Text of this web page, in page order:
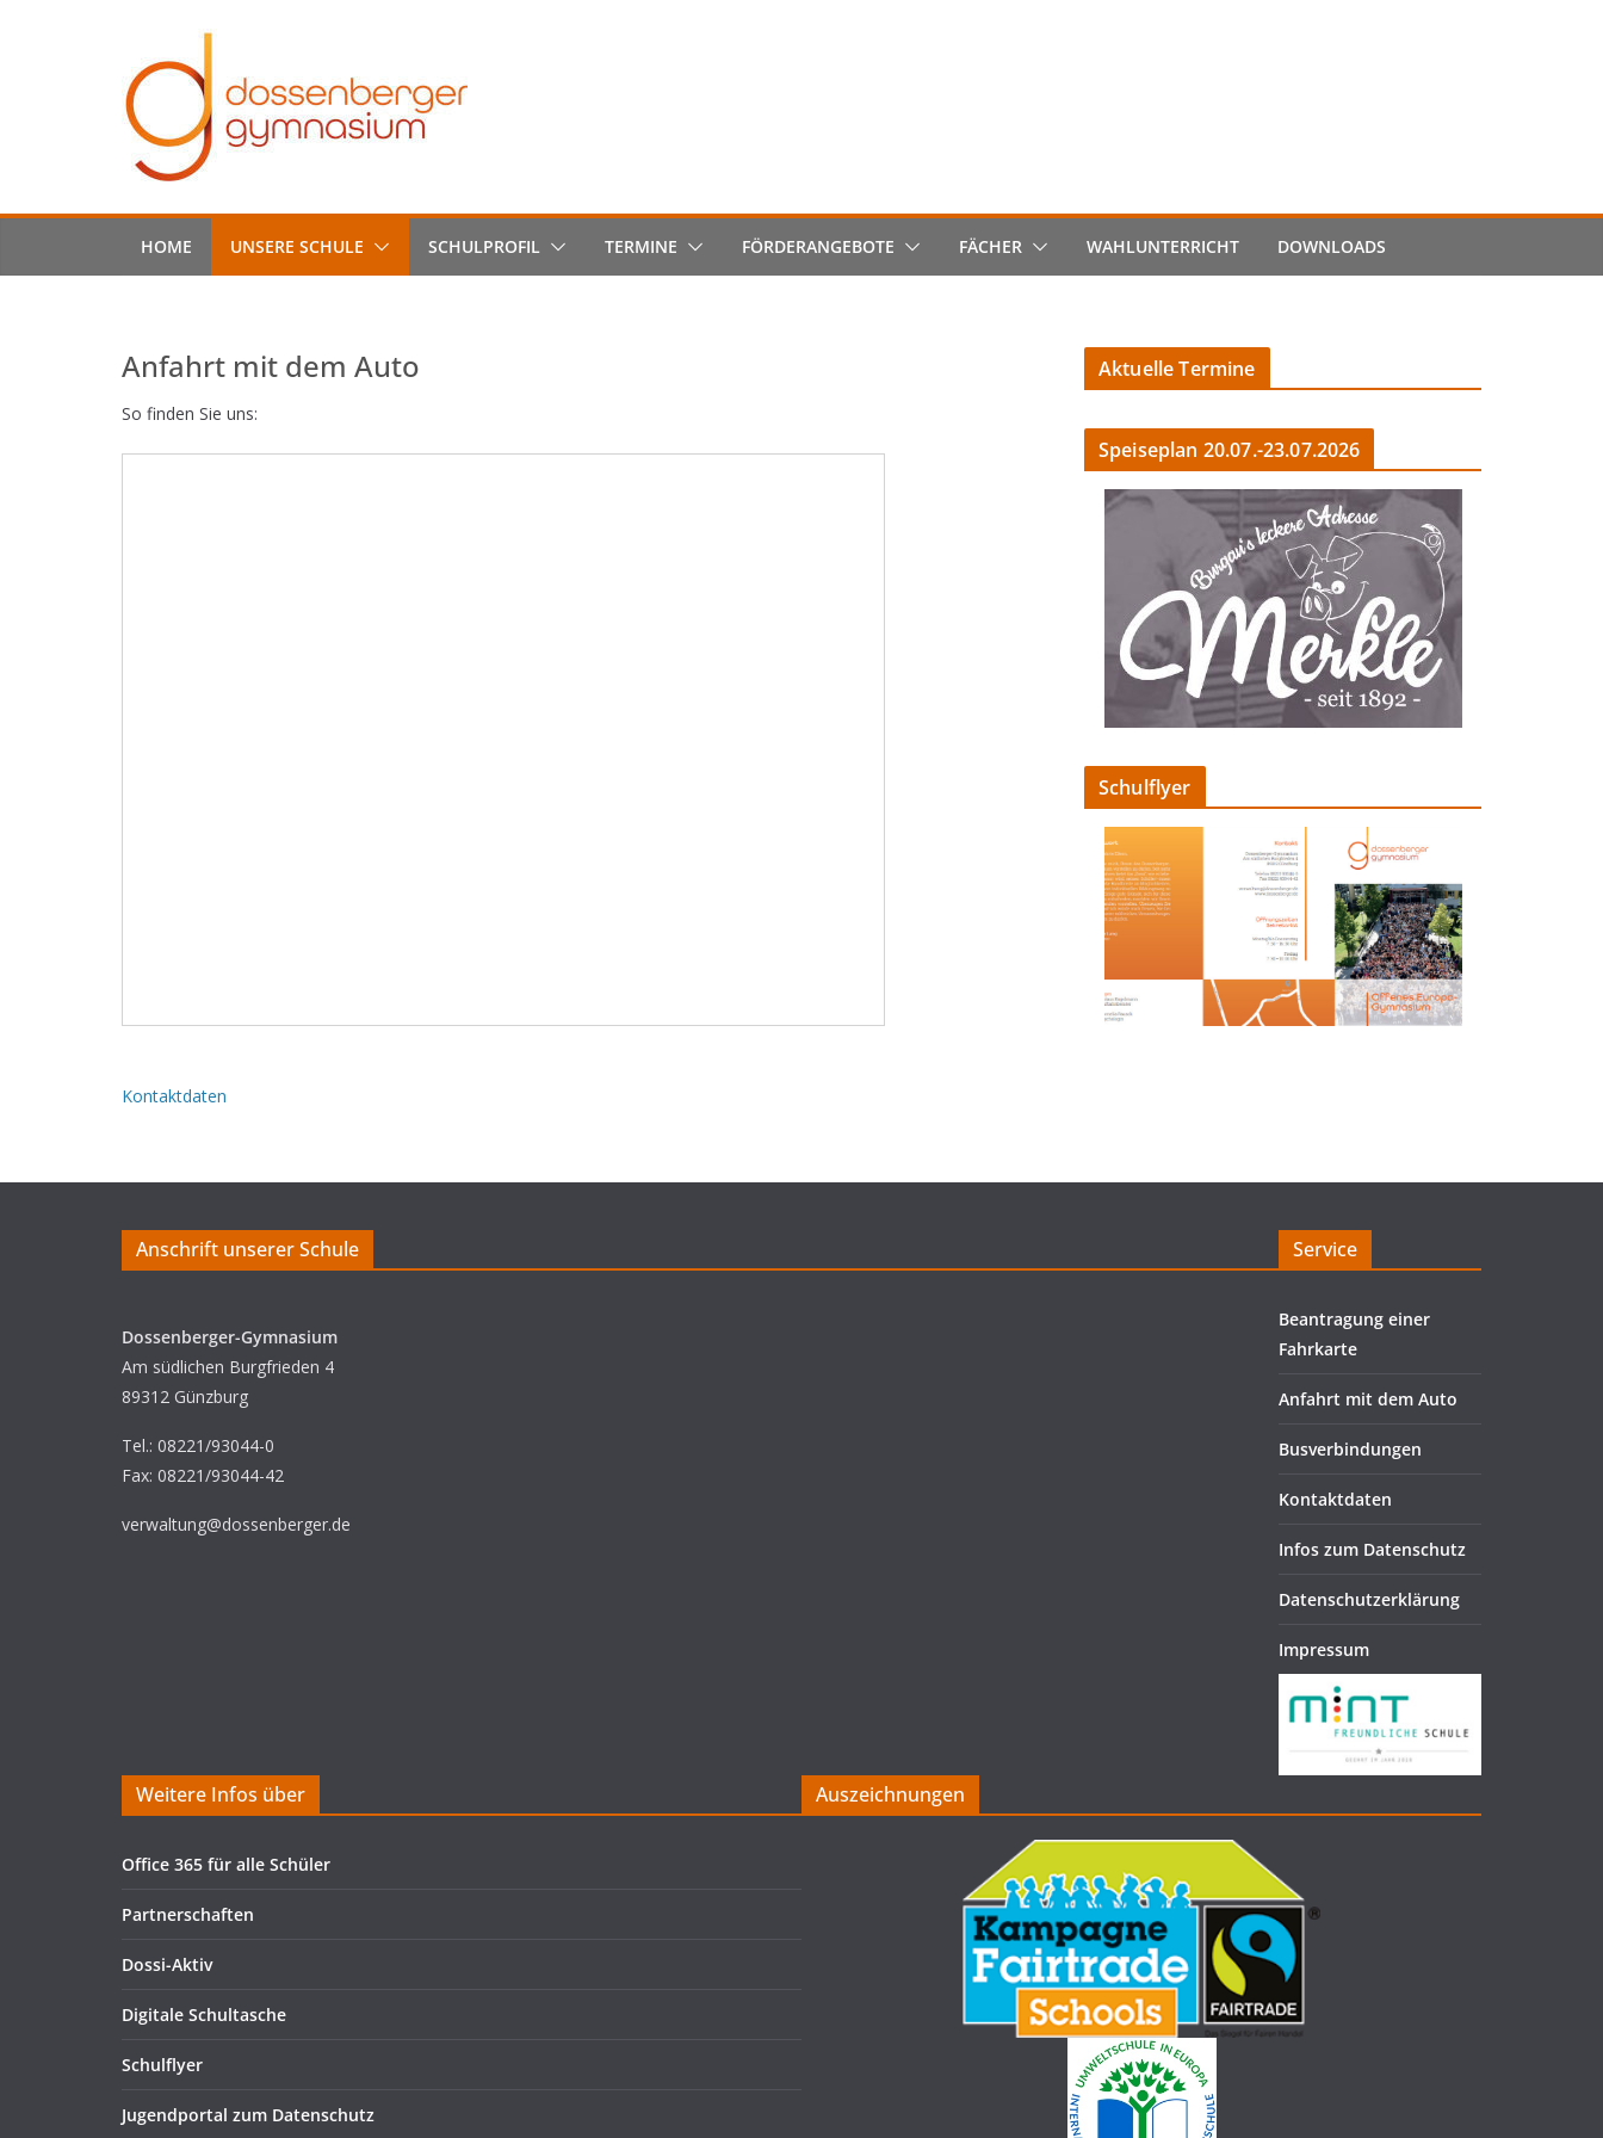
HOME UNSERE SCHULE SCHULPROFIL TERMINE FÖRDERANGEBOTE FÄCHER WAHLUNTERRICHT DOWNLOADS
Anfahrt mit dem Auto
So finden Sie uns:
Kontaktdaten
Aktuelle Termine
Speiseplan 20.07.-23.07.2026
Schulflyer
Anschrift unserer Schule
Dossenberger-Gymnasium
Am südlichen Burgfrieden 4
89312 Günzburg
Tel.: 08221/93044-0
Fax: 08221/93044-42
verwaltung@dossenberger.de
Service
Beantragung einer
Fahrkarte
Anfahrt mit dem Auto
Busverbindungen
Kontaktdaten
Infos zum Datenschutz
Datenschutzerklärung
Impressum
Weitere Infos über
Office 365 für alle Schüler
Partnerschaften
Dossi-Aktiv
Digitale Schultasche
Schulflyer
Jugendportal zum Datenschutz
Auszeichnungen